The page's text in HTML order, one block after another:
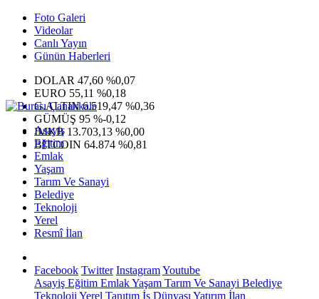
Foto Galeri
Videolar
Canlı Yayın
Günün Haberleri
DOLAR 47,60 %0,07
EURO 55,11 %0,18
G.ALTIN6.519,47 %0,36
GÜMÜŞ 95 %-0,12
IMKB 13.703,13 %0,00
BITCOIN 64.874 %0,81
Asayiş
Eğitim
Emlak
Yaşam
Tarım Ve Sanayi
Belediye
Teknoloji
Yerel
Resmî İlan
Facebook Twitter InstagramYoutube
Asayiş Eğitim EmlakYaşam Tarım Ve Sanayi Belediye
Teknoloji Yerel Tanıtım İş Dünyası Yatırım İlan